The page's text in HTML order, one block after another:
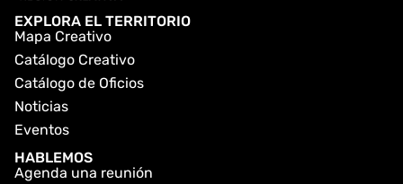
EXPLORA EL TERRITORIO
Mapa Creativo
Catálogo Creativo
Catálogo de Oficios
Noticias
Eventos
HABLEMOS
Agenda una reunión